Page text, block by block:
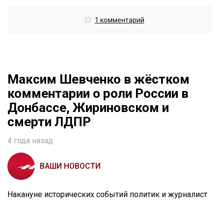
1 комментарий
Максим Шевченко в жёстком
комментарии о роли России в
Донбассе, Жириновском и
смерти ЛДПР
4 года назад
ВАШИ НОВОСТИ
Накануне исторических событий политик и журналист